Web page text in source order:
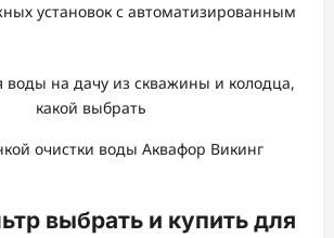
установок с автоматизированным
очистки воды Аквафор Викинг
выбрать и купить для